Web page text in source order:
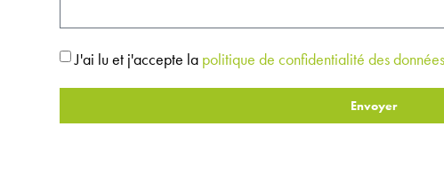
J'ai lu et j'accepte la politique de confidentialité des
Envoyer